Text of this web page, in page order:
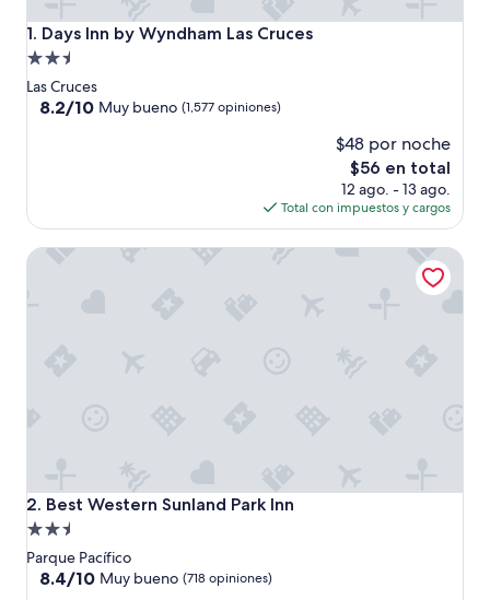
1. Days Inn by Wyndham Las Cruces
Days Inn by Wyndham Las Cruces
Propiedad
de
2.5
Las Cruces
8.2
opiniones)
8.2/10 Muy bueno (1,577 opiniones)
$48 por noche
El
precio
actual
es
de
$56 en total
12 ago. - 13 ago.
Total con impuestos y cargos
2. Best Western Sunland Park Inn
Best Western Sunland Park Inn
Propiedad
de
2.5
Parque Pacífico
8.4
8.4/10 Muy bueno (718 opiniones)
Best Western Sunland Park Inn